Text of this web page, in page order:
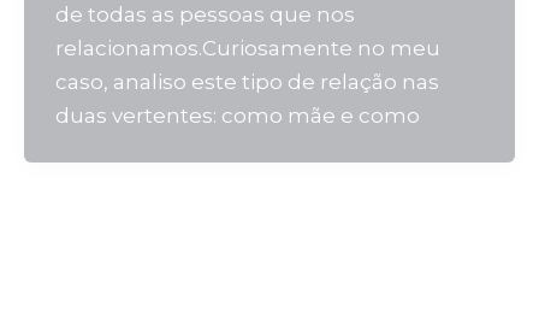
de todas as pessoas que nos
relacionamos.Curiosamente no meu
caso, analiso este tipo de relação nas
duas vertentes: como mãe e como